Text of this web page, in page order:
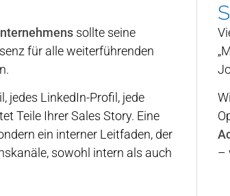
sollte seine
für alle weiterführenden
jedes LinkedIn-Profil, jede
Teile Ihrer Sales Story. Eine
ein interner Leitfaden, der
sowohl intern als auch
–